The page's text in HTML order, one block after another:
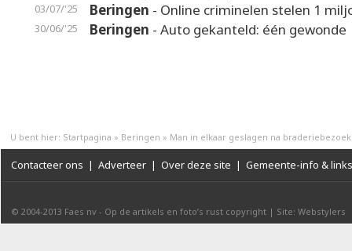
03/07/'25 Beringen - Online criminelen stelen 1
30/06/'25 Beringen - Auto gekanteld: één gewonde
U bent hier: Startpagina » Beringen » Man in elkaar geslagen na braderiebezoek
Contacteer ons | Adverteer | Over deze site | Gemeente-info & links
© 2004-2013 Faes nv - Op de artikels en foto’s rust copyright | Site: Webstylers